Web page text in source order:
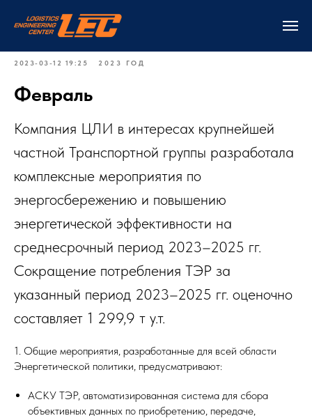
2023-03-12 19:25 2023 ГОД
Февраль
Компания ЦЛИ в интересах крупнейшей
частной Транспортной группы разработала
комплексные мероприятия по
энергосбережению и повышению
энергетической эффективности на
среднесрочный период 2023–2025 гг.
Сокращение потребления ТЭР за
указанный период 2023–2025 гг. оценочно
составляет 1 299,9 т у.т.
1. Общие мероприятия, разработанные для всей области
Энергетической политики, предусматривают:
АСКУ ТЭР, автоматизированная система для сбора
объективных данных по приобретению, передаче,